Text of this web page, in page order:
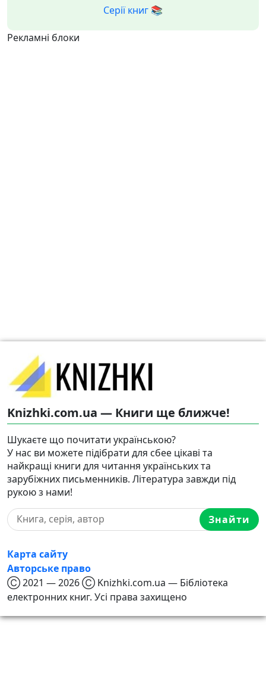
Серії книг 📚
Рекламні блоки
Knizhki.com.ua — Книги ще ближче!
Шукаєте що почитати українською?
У нас ви можете підібрати для сбее цікаві та
найкращі книги для читання українських та
зарубіжних письменників. Література завжди під
рукою з нами!
Знайти
Карта сайту
Авторське право
Ⓒ 2021 — 2026 Ⓒ Knizhki.com.ua — Бібліотека
електронних книг. Усі права захищено